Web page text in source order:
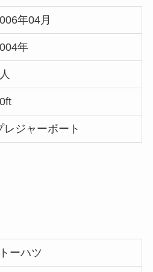
年04月
年
レジャーボート
トーハツ